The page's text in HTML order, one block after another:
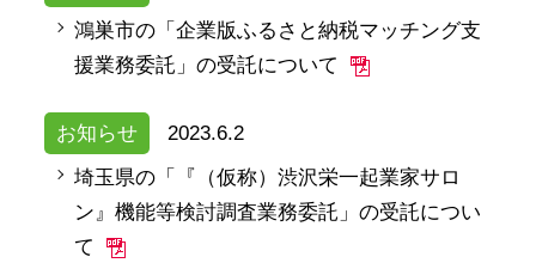
鴻巣市の「企業版ふるさと納税マッチング支
援業務委託」の受託について
お知らせ
2023.6.2
埼玉県の「『（仮称）渋沢栄一起業家サロ
ン』機能等検討調査業務委託」の受託につい
て